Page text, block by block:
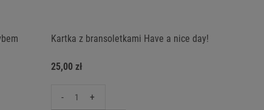
Kartka z bransoletkami Have a nice day!
25,00 zł
- +